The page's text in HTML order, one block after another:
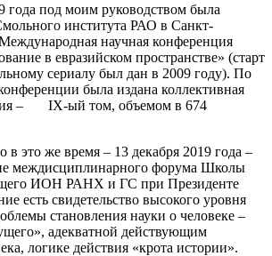
года под моим руководством была
института РАО в Санкт-
научная конференция
в евразийском пространстве» (старт
сериалу был дан в 2009 году). По
была издана коллективная
– IX-ый том, объемом в 674
в это же время – 13 декабря 2019 года –
междисциплинарного форума Школы
ИОН РАНХ и ГС при Президенте
есть свидетельство высокого уровня
становления науки о человеке –
адекватной действующим
логике действия «крота истории».